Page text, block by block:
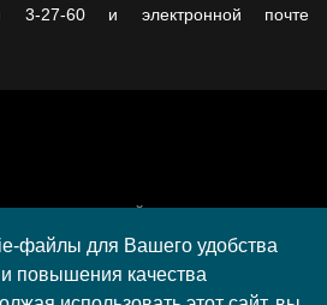
27-60 и электронной почте
рамках XIII Конкурса социальных и
ПАО "ЛУКОЙЛ" на территории
области в 2020 году
файлы для Вашего удобства
повышения качества